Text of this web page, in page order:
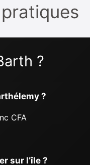
?
?
CFA
sur l’île ?